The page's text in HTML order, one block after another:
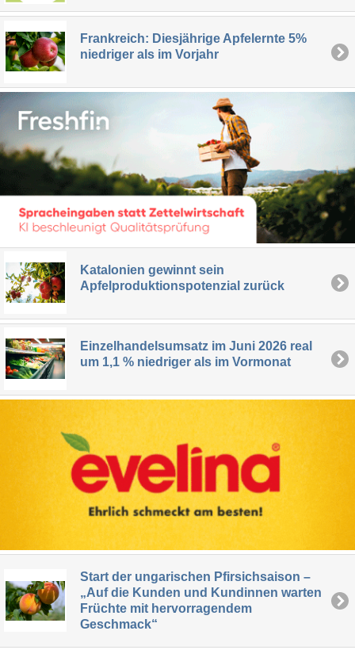
Frankreich: Diesjährige Apfelernte 5%
niedriger als im Vorjahr
Katalonien gewinnt sein
Apfelproduktionspotenzial zurück
Einzelhandelsumsatz im Juni 2026 real
um 1,1 % niedriger als im Vormonat
Start der ungarischen Pfirsichsaison –
„Auf die Kunden und Kundinnen warten
Früchte mit hervorragendem
Geschmack“